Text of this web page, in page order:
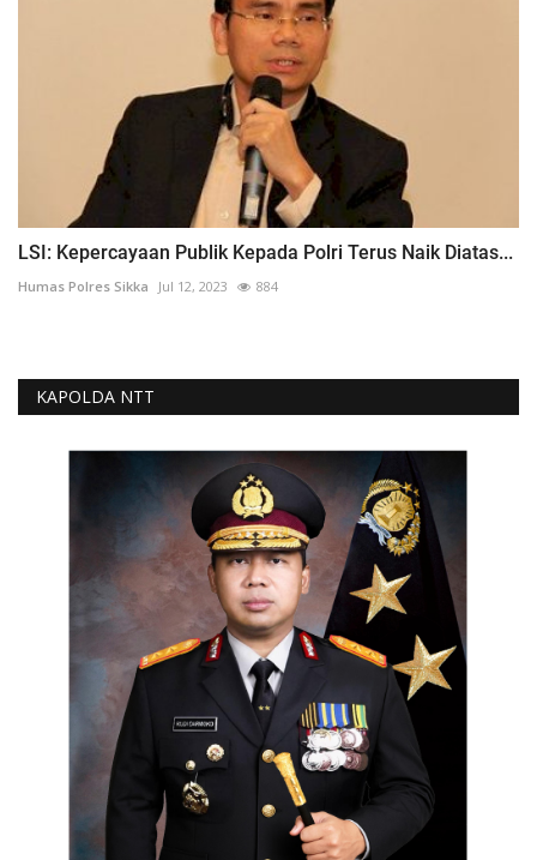
LSI: Kepercayaan Publik Kepada Polri Terus Naik Diatas...
Humas Polres Sikka Jul 12, 2023 884
KAPOLDA NTT